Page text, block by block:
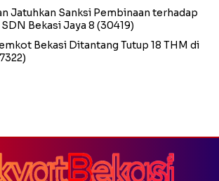
Jatuhkan Sanksi Pembinaan terhadap
Bekasi Jaya 8 (30419)
Bekasi Ditantang Tutup 18 THM di